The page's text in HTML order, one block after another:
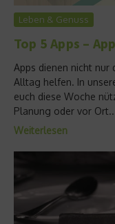
Leben & Genuss
Top 5 Apps –
Apps dienen nicht nur
Alltag helfen. In
euch diese Woche
Planung oder vor
Weiterlesen